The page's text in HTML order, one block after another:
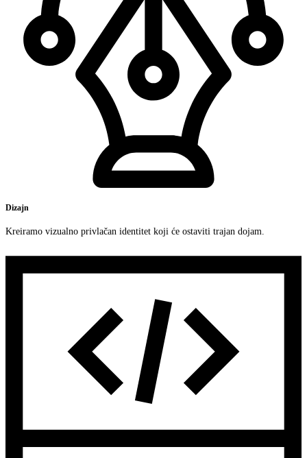
Dizajn
Kreiramo vizualno privlačan identitet koji će ostaviti trajan dojam.